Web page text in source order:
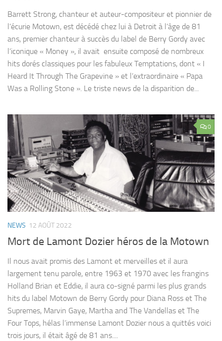
Barrett Strong, chanteur et auteur-compositeur et pionnier de
l’écurie Motown, est décédé chez lui à Detroit à l’âge de 81
ans, premier chanteur à succès du label de Berry Gordy avec
l’iconique « Money », il avait ensuite composé de nombreux
hits dorés classiques pour les fabuleux Temptations, dont « I
Heard It Through The Grapevine » et l’extraordinaire « Papa
Was a Rolling Stone ». Le triste news de la disparition de...
0
NEWS 12 AOÛT 2022
Mort de Lamont Dozier héros de la Motown
Il nous avait promis des Lamont et merveilles et il aura
largement tenu parole, entre 1963 et 1970 avec les frangins
Holland Brian et Eddie, il aura co-signé parmi les plus grands
hits du label Motown de Berry Gordy pour Diana Ross et The
Supremes, Marvin Gaye, Martha and The Vandellas et The
Four Tops, hélas l’immense Lamont Dozier nous a quittés voici
trois jours, il était âgé de 81 ans....